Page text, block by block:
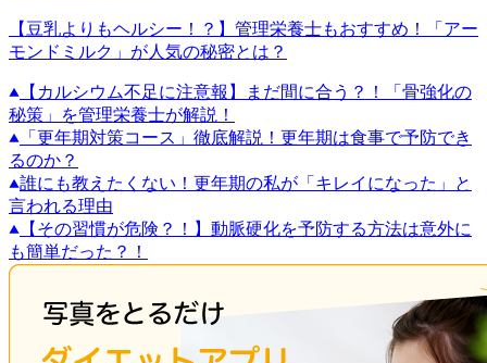
【豆乳よりもヘルシー！？】管理栄養士もおすすめ！「アー
モンドミルク」が人気の秘密とは？
【カルシウム不足に注意報】まだ間に合う？！「骨強化の
秘策」を管理栄養士が解説！
「更年期対策コース」徹底解説！更年期は食事で予防でき
るのか？
誰にも教えたくない！更年期の私が「キレイになった」と
言われる理由
【その習慣が危険？！】動脈硬化を予防する方法は意外に
も簡単だった？！